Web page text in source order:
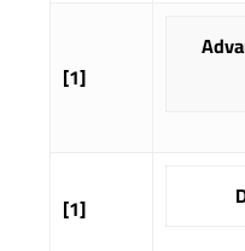
[1]
[1]